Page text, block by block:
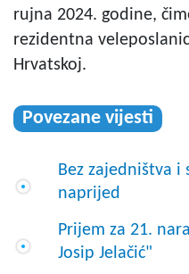
rujna 2024. godine,
rezidentna
Hrvatskoj.
Povezane vijesti
Bez zajedništva
naprijed
Prijem za 21.
Josip Jelačić"